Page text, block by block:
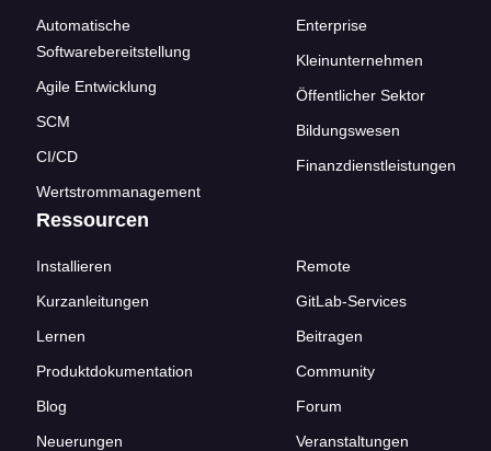
Automatische
Softwarebereitstellung
Agile Entwicklung
SCM
CI/CD
Wertstrommanagement
Enterprise
Kleinunternehmen
Öffentlicher Sektor
Bildungswesen
Finanzdienstleistungen
Ressourcen
Installieren
Kurzanleitungen
Lernen
Produktdokumentation
Blog
Neuerungen
Remote
GitLab-Services
Beitragen
Community
Forum
Veranstaltungen